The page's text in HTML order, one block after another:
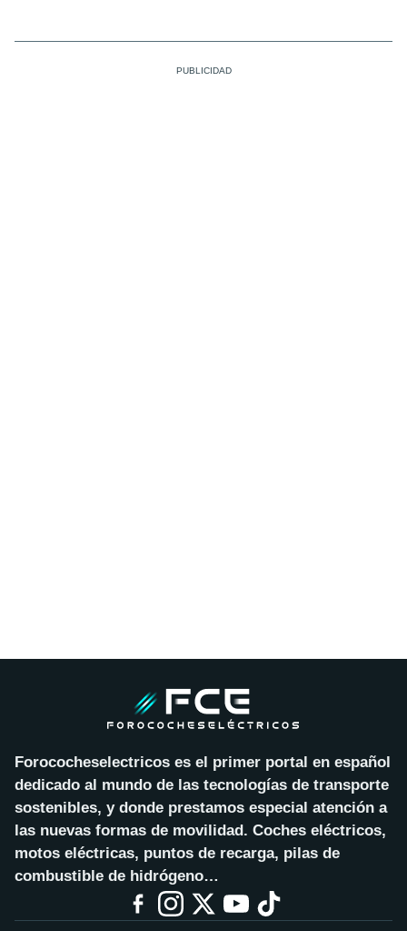
Forococheselectricos es el primer portal en español
dedicado al mundo de las tecnologías de transporte
sostenibles, y donde prestamos especial atención a
las nuevas formas de movilidad. Coches eléctricos,
motos eléctricas, puntos de recarga, pilas de
combustible de hidrógeno…